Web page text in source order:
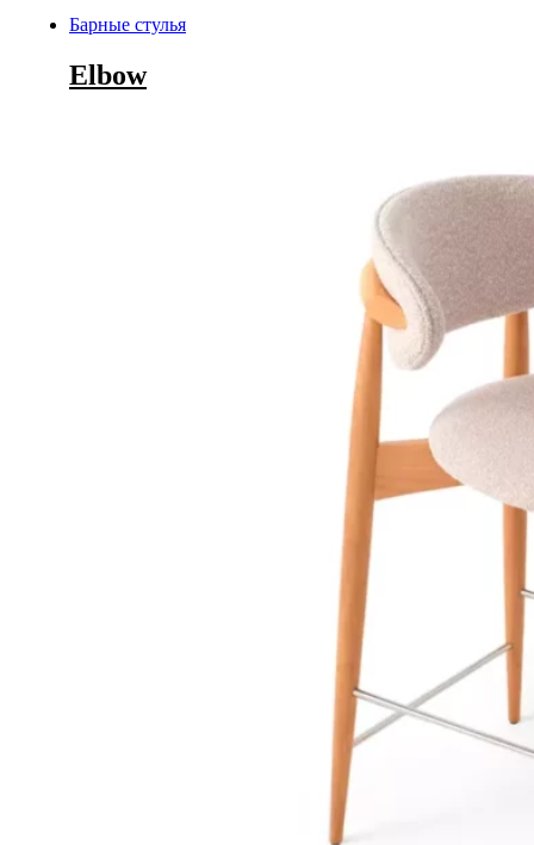
Барные стулья
Elbow